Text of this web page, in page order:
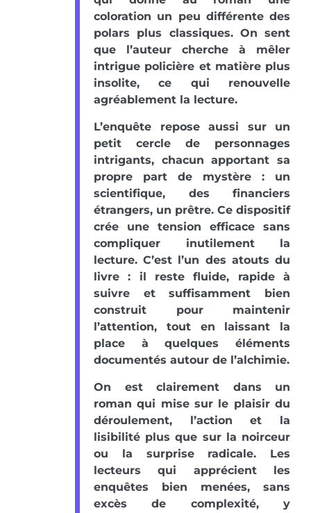
coloration un peu différente des
polars plus classiques. On sent
que l’auteur cherche à mêler
intrigue policière et matière plus
insolite, ce qui renouvelle
agréablement la lecture.
L’enquête repose aussi sur un
petit cercle de personnages
intrigants, chacun apportant sa
propre part de mystère : un
scientifique, des financiers
étrangers, un prêtre. Ce dispositif
crée une tension efficace sans
compliquer inutilement la
lecture. C’est l’un des atouts du
livre : il reste fluide, rapide à
suivre et suffisamment bien
construit pour maintenir
l’attention, tout en laissant la
place à quelques éléments
documentés autour de l’alchimie.
On est clairement dans un
roman qui mise sur le plaisir du
déroulement, l’action et la
lisibilité plus que sur la noirceur
ou la surprise radicale. Les
lecteurs qui apprécient les
enquêtes bien menées, sans
excès de complexité, y